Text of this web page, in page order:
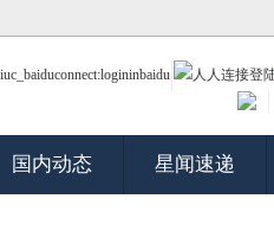
国内动态 星闻速递